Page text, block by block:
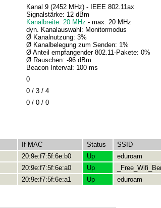
Kanal 9 (2452 MHz) - IEEE 802.11ax
Signalstärke: 12 dBm
Kanalbreite: 20 MHz - max: 20 MHz
dyn. Kanalauswahl: Monitormodus
Ø Kanalnutzung: 3%
Ø Kanalbelegung zum Senden: 1%
Ø Anteil empfangender 802.11-Pakete: 0%
Ø Rauschen: -96 dBm
Beacon Interval: 100 ms
0
0 / 3 / 4
0 / 0 / 0
If-MAC Status SSID
20:9e:f7:5f:6e:b0 Up
eduroam
20:9e:f7:5f:6e:a0 Up
20:9e:f7:5f:6e:a1 Up eduroam